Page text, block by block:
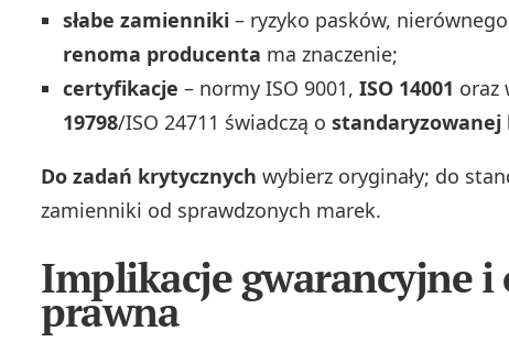
słabe zamienniki – ryzyko pasków,
renoma producenta ma znaczenie;
certyfikacje – normy ISO 9001, ISO 14001 oraz
19798/ISO 24711 świadczą o
Do zadań krytycznych wybierz oryginały; do
zamienniki od sprawdzonych marek.
Implikacje gwarancyjne i
prawna